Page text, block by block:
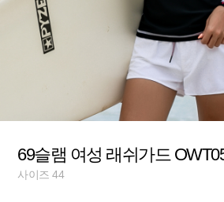
69슬램 여성 래쉬가드
사이즈 44